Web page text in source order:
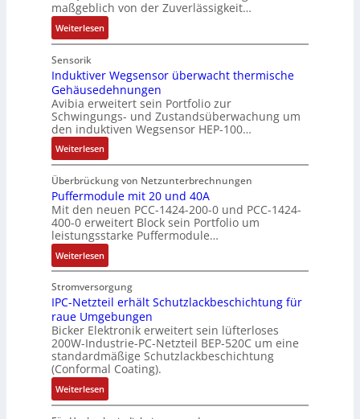
t
i
o
n
a
b
r
i
k
h
n
i
k
-
G
e
s
c
h
f
t
s
f
ü
h
e
r
z
u
m
V
o
r
s
l
t
S
y
s
t
è
m
e
s
:
Q
2
-
E
r
g
e
b
n
i
s
e
b
e
maßgeblich von der Zuverlässigkeit…
Weiterlesen:
N
t
z
u
n
g
s
ü
b
e
r
w
a
c
h
u
n
g
f
ü
r
C
r
i
Sensorik
Induktiver Wegsensor überwacht thermische
Gehäusedehnungen
Avibia erweitert sein Portfolio zur
Schwingungs- und Zustandsüberwachung um
den induktiven Wegsensor HEP-100…
Weiterlesen:
I
n
d
u
k
t
i
v
e
r
W
e
g
s
e
n
s
Überbrückung von Netzunterbrechnungen
Puffermodule mit 20 und 40A
Mit den neuen PCC-1424-200-0 und PCC-1424-
400-0 erweitert Block sein Portfolio um
leistungsstarke Puffermodule…
Weiterlesen:
P
u
f
f
e
r
m
o
d
u
Stromversorgung
IPC-Netzteil erhält Schutzlackbeschichtung für
raue Umgebungen
Bicker Elektronik erweitert sein lüfterloses
200W-Industrie-PC-Netzteil BEP-520C um eine
standardmäßige Schutzlackbeschichtung
(Conformal Coating).
Weiterlesen:
I